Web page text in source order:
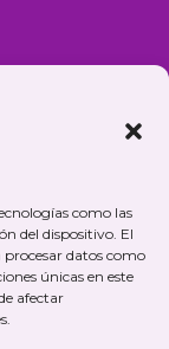
como las
del dispositivo. El
datos como
únicas en este
afectar
Zamora